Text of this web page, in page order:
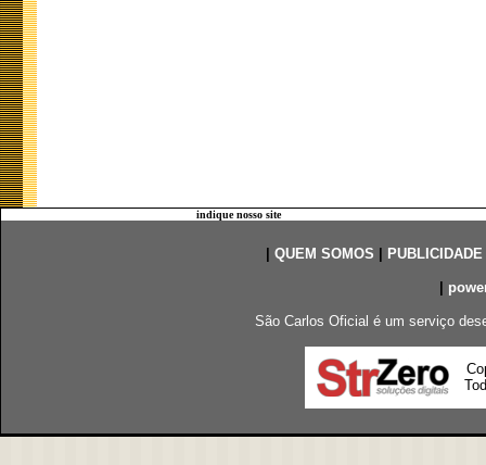
indique nosso site
QUEM SOMOS PUBLICIDADE
São Carlos Oficial é um serviço